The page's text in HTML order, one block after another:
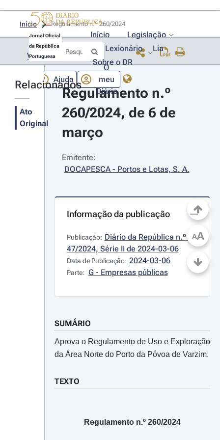
Jornal Oficial
da República
Portuguesa
Início
Legislação
Lexionário
Lia
Sobre o DR
Ajuda
O
meu
Diário
Início
Voltar
Relacionados
Ato
Original
Regulamento n.º
260/2024, de 6 de
março
Emitente:
DOCAPESCA - Portos e Lotas, S. A.
Informação da publicação
Publicação: Diário da República n.º
47/2024, Série II de 2024-03-06
Data de Publicação: 2024-03-06
Parte: G - Empresas públicas
SUMÁRIO
Aprova o Regulamento de Uso e Exploração
da Área Norte do Porto da Póvoa de Varzim.
TEXTO
Regulamento n.º 260/2024
AA